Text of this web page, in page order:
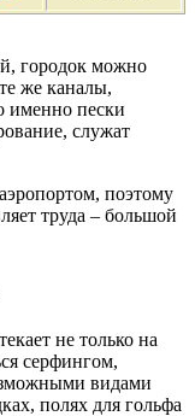
городок можно
же каналы,
именно пески
служат
поэтому
труда – большой
не только на
серфингом,
видами
полях для гольфа